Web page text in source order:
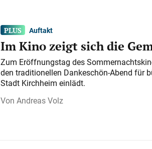
Auftakt
Im Kino zeigt sich die
Zum Eröffnungstag des
den traditionellen Dankeschön-Abend für
Stadt Kirchheim einlädt.
Andreas Volz